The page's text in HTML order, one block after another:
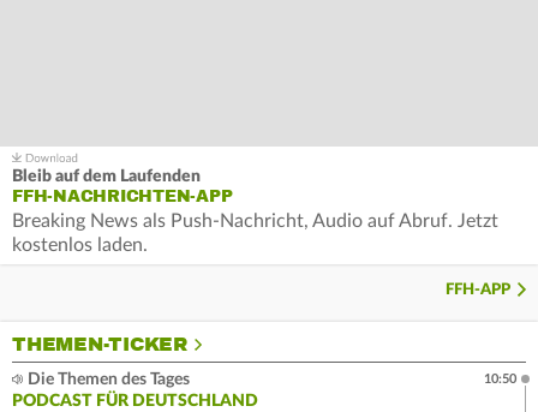
Bleib auf dem Laufenden
FFH-NACHRICHTEN-APP
Breaking News als Push-Nachricht, Audio auf Abruf. Jetzt
kostenlos laden.
FFH-APP
THEMEN-TICKER
Die Themen des Tages
PODCAST FÜR DEUTSCHLAND
10:50